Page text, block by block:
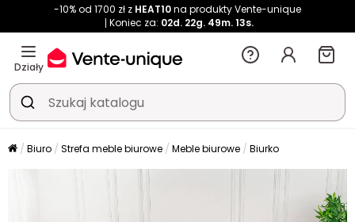
-10% od 1700 zł z HEAT10na produkty Vente-unique
Koniec za: 02d. 22g. 49m. 13s.
Działy
Biuro Strefa meble biurowe Meble biurowe Biurko